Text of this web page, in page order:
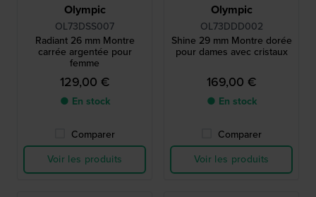
Olympic
OL73DSS007
Radiant 26 mm Montre
carrée argentée pour
femme
129,00 €
● En stock
Comparer
Voir les produits
Olympic
OL73DDD002
Shine 29 mm Montre dorée
pour dames avec cristaux
169,00 €
● En stock
Comparer
Voir les produits